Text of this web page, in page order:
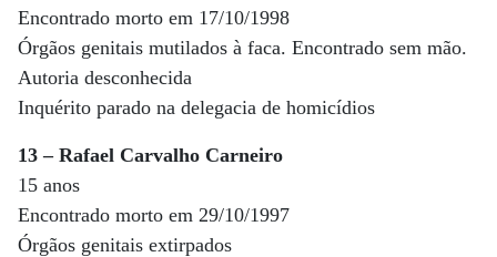
Encontrado morto em 17/10/1998
Órgãos genitais mutilados à faca. Encontrado sem mão.
Autoria desconhecida
Inquérito parado na delegacia de homicídios
13 – Rafael Carvalho Carneiro
15 anos
Encontrado morto em 29/10/1997
Órgãos genitais extirpados